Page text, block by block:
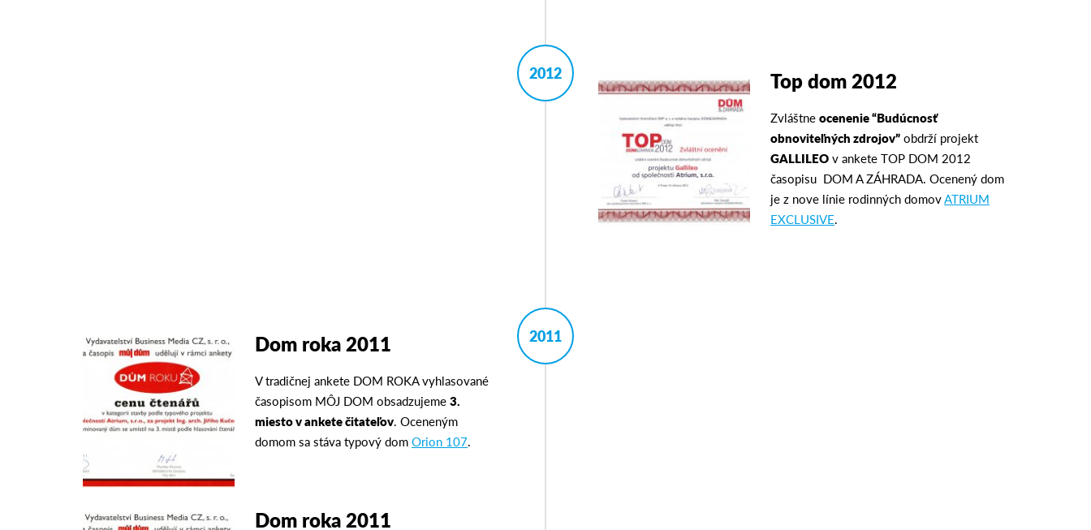
2012 Top dom 2012
Zvláštneocenenie “Budúcnosť
obnoviteľných zdrojov”obdrží projekt
GALLILEOv ankete TOP DOM 2012
časopisu DOM A ZÁHRADA. Ocenený dom
je z nove línie rodinných domovATRIUM
EXCLUSIVE.
2011
Dom roka 2011
V tradičnej ankete DOM ROKA vyhlasované
časopisom MÔJ DOM obsadzujeme3.
miesto v ankete čitateľov. Oceneným
domom sa stáva typový domOrion 107.
Dom roka 2011